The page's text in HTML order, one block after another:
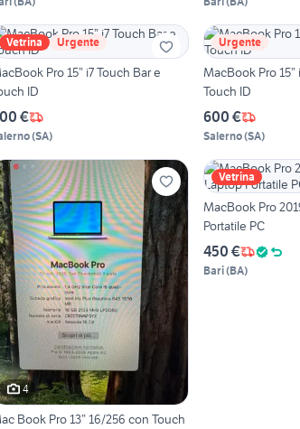
Vetrina Urgente
Pro 15” i7 Touch Bar e
ID
€
(SA)
Urgente
MacBook Pro 15” i7 Touch Bar e
Touch ID
600 €
Salerno(SA)
4
Book Pro 13” 16/256 con Touch
Vetrina
MacBook Pro
Portatile PC
450 €
Bari(BA)